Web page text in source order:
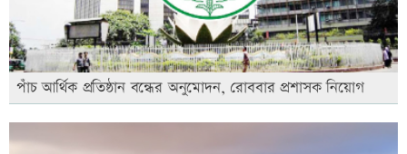
পাঁচ আর্থিক প্রতিষ্ঠান বন্ধের অনুমোদন, রোববার প্রশাসক নিয়োগ